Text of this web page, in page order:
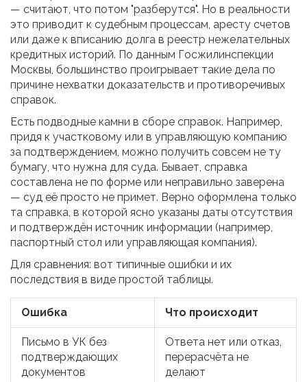
— считают, что потом "разберутся". Но в реальности
это приводит к судебным процессам, аресту счетов
или даже к вписанию долга в реестр нежелательных
кредитных историй. По данным Госжилинспекции
Москвы, большинство проигрывает такие дела по
причине нехватки доказательств и противоречивых
справок.
Есть подводные камни в сборе справок. Например,
придя к участковому или в управляющую компанию
за подтверждением, можно получить совсем не ту
бумагу, что нужна для суда. Бывает, справка
составлена не по форме или неправильно заверена
— суд её просто не примет. Верно оформлена только
та справка, в которой ясно указаны даты отсутствия
и подтверждён источник информации (например,
паспортный стол или управляющая компания).
Для сравнения: вот типичные ошибки и их
последствия в виде простой таблицы.
Ошибка Что происходит
Письмо в УК без
подтверждающих
документов
Ответа нет или отказ,
перерасчёта не
делают